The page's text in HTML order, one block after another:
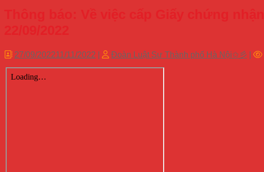
27/09/202211/11/2022 Đoàn Luật Sư Thành phố Hà Nội✩彡